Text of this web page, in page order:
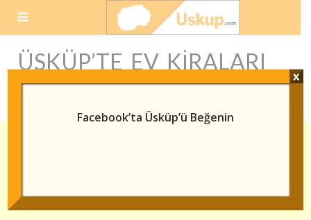
ÜSKÜP’TE EV KIRALARI
NE KADAR
Facebook’ta Üsküp’ü Beğenin
x